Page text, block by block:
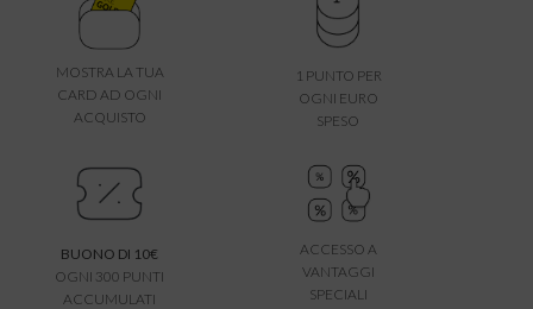
MOSTRA LA TUA
CARD AD OGNI
ACQUISTO
1 PUNTO PER
OGNI EURO
SPESO
BUONO DI 10€
OGNI 300 PUNTI
ACCUMULATI
ACCESSO A
VANTAGGI
SPECIALI